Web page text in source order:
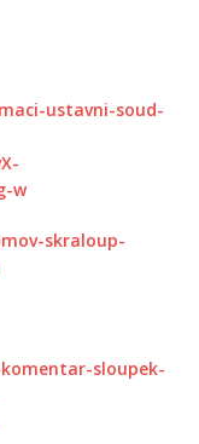
ustavni-soud-
w
skraloup-
sloupek-